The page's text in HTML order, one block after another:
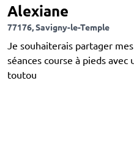
Alexiane
77176, Savigny-le-Temple
Je souhaiterais partager mes
séances course à pieds avec
toutou